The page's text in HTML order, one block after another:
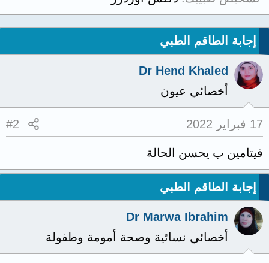
إجابة الطاقم الطبي
Dr Hend Khaled
أخصائي عيون
17 فبراير 2022 #2
فيتامين ب يحسن الحالة
إجابة الطاقم الطبي
Dr Marwa Ibrahim
أخصائي نسائية وصحة أمومة وطفولة